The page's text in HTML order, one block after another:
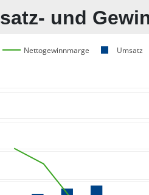
und
Nettogewinnmarge Umsatz